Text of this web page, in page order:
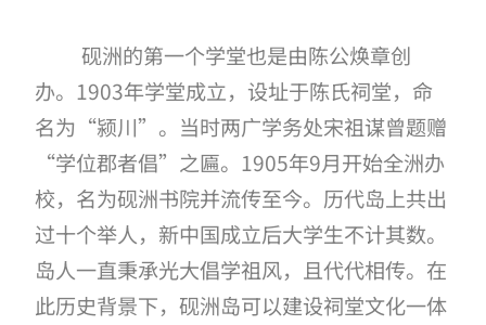
砚洲的第一个学堂也是由陈公焕章创
办。 1903年学堂成立，设址于陈氏祠堂，命
名为“颍川”。当时两广学务处宋祖谋曾题赠
“学位郡者倡”之匾。1905年9月开始全洲办
校，名为砚洲书院并流传至今。历代岛上共出
过十个举人，新中国成立后大学生不计其数。
岛人一直秉承光大倡学祖风，且代代相传。在
此历史背景下，砚洲岛可以建设祠堂文化一体